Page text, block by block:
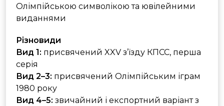
Олімпійською символікою та ювілейними
виданнями
Різновиди
Вид 1: присвячений XXV з’їзду КПСС, перша
серія
Вид 2–3: присвячений Олімпійським іграм
1980 року
Вид 4–5: звичайний і експортний варіант з